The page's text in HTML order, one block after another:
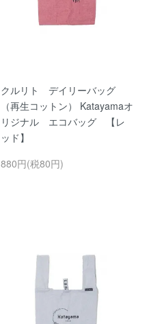
クルリト デイリーバッグ
（再生コットン） Katayamaオ
リジナル エコバッグ 【レ
ッド】
880円(税80円)